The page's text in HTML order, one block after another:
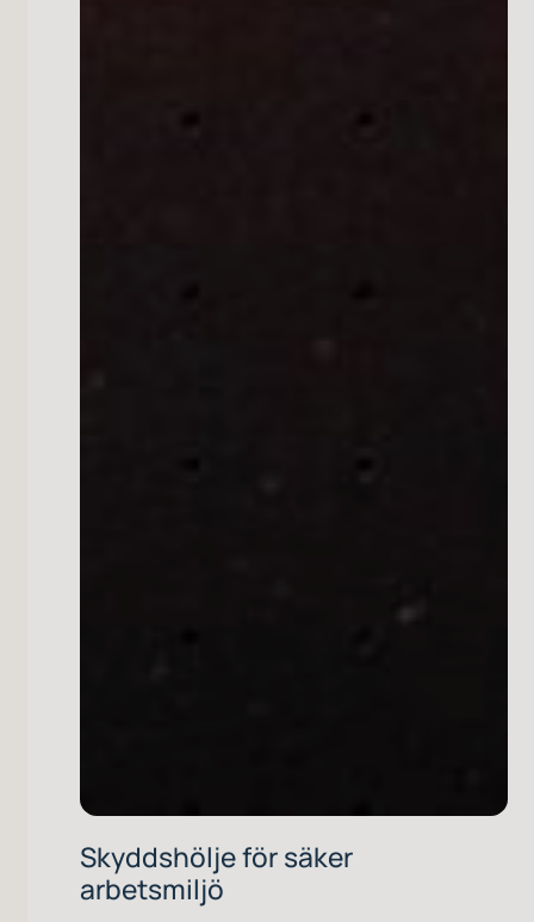
arbetsmiljö
Legi-Air 4050 E2A har som tillval ett